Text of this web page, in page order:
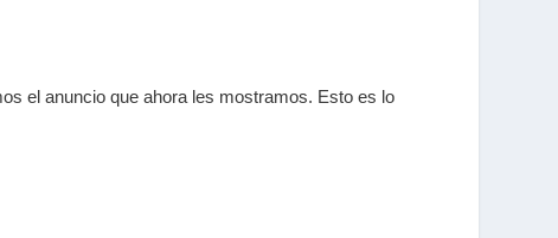
el anuncio que ahora les mostramos. Esto es lo